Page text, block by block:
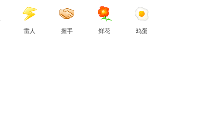
雷人 握手 鲜花 鸡蛋